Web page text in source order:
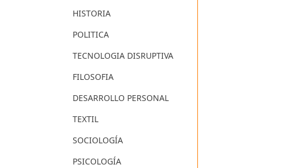
HISTORIA
POLITICA
TECNOLOGIA DISRUPTIVA
FILOSOFIA
DESARROLLO PERSONAL
TEXTIL
SOCIOLOGÍA
PSICOLOGÍA